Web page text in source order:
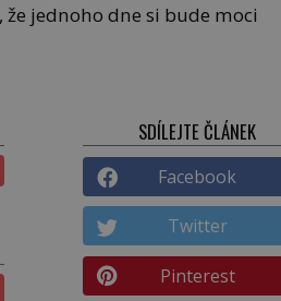
jednoho dne si bude moci
SDÍLEJTE ČLÁNEK
Facebook
Twitter
Pinterest